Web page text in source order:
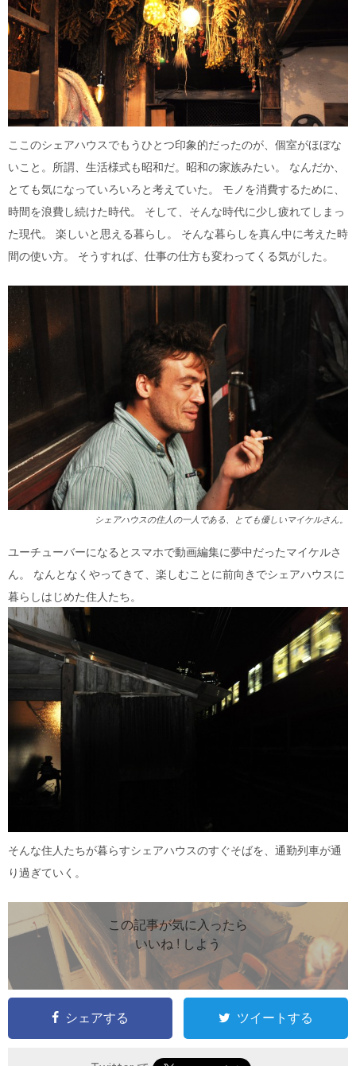
ここのシェアハウスでもうひとつ印象的だったのが、個室がほぼな
いこと。所謂、生活様式も昭和だ。昭和の家族みたい。 なんだか、
とても気になっていろいろと考えていた。 モノを消費するために、
時間を浪費し続けた時代。 そして、そんな時代に少し疲れてしまっ
た現代。 楽しいと思える暮らし。 そんな暮らしを真ん中に考えた時
間の使い方。 そうすれば、仕事の仕方も変わってくる気がした。
シェアハウスの住人の一人である、とても優しいマイケルさん。
ユーチューバーになるとスマホで動画編集に夢中だったマイケルさ
ん。 なんとなくやってきて、楽しむことに前向きでシェアハウスに
暮らしはじめた住人たち。
そんな住人たちが暮らすシェアハウスのすぐそばを、通勤列車が通
り過ぎていく。
この記事が気に入ったら
いいね ! しよう
シェアする ツイートする